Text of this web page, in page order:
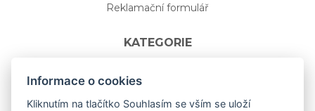
Reklamační formulář
KATEGORIE
Nápojové sklo
Bydlení
Informace o cookies
Kliknutím na tlačítko Souhlasím se vším se uloží